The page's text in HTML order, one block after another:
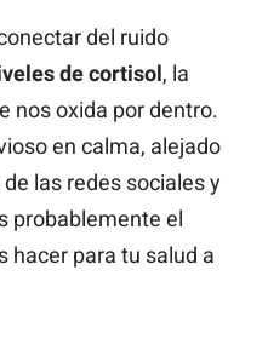
del ruido
de cortisol, la
nos oxida por dentro.
en calma, alejado
las redes sociales y
probablemente el
hacer para tu salud a